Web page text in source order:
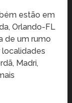
estão em
Orlando-FL
de um rumo
Madri,